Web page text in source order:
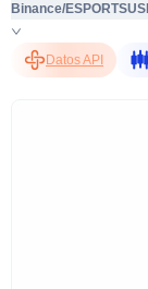
Binance/
Datos API